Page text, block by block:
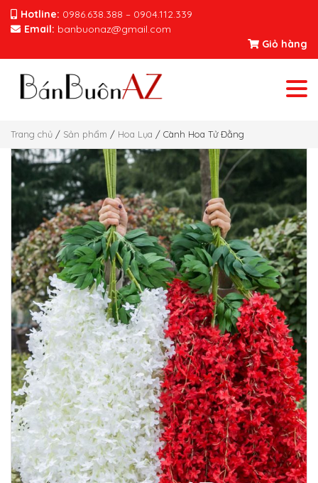
Hotline: 0986.638.388 – 0904.112.339
Email: banbuonaz@gmail.com
Giỏ hàng
Trang chủ / Sản phẩm / Hoa Lụa / Cành Hoa Tử Đằng